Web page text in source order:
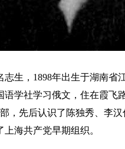
，1898年出生于湖南省
学社学习俄文，住在霞飞
，先后认识了陈独秀、李
海共产党早期组织。